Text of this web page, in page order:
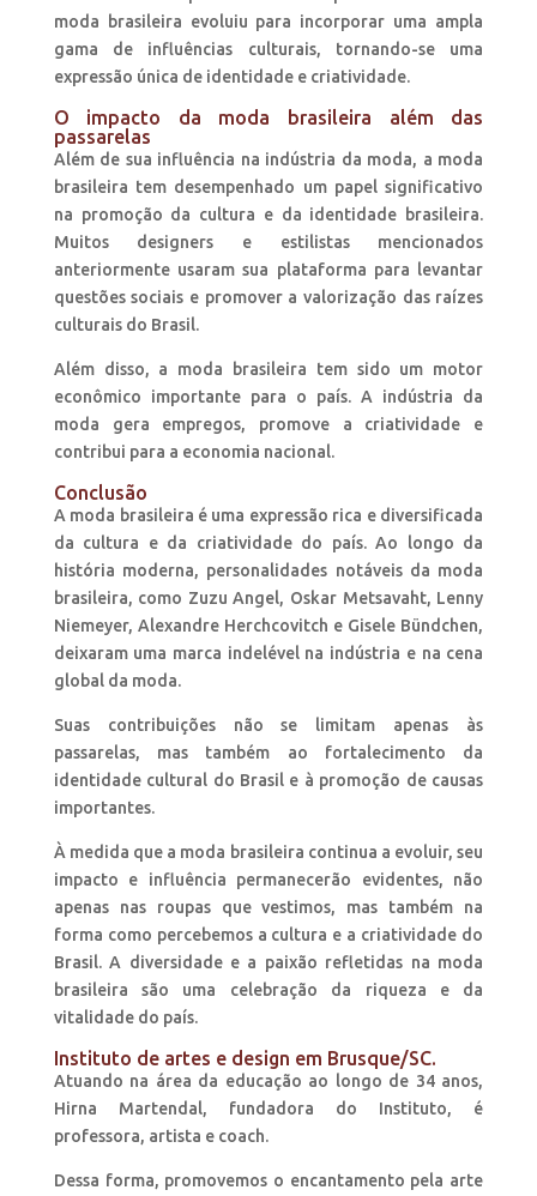
moda brasileira evoluiu para incorporar uma ampla
gama de influências culturais, tornando-se uma
expressão única de identidade e criatividade.
O impacto da moda brasileira além das
passarelas
Além de sua influência na indústria da moda, a moda
brasileira tem desempenhado um papel significativo
na promoção da cultura e da identidade brasileira.
Muitos designers e estilistas mencionados
anteriormente usaram sua plataforma para levantar
questões sociais e promover a valorização das raízes
culturais do Brasil.
Além disso, a moda brasileira tem sido um motor
econômico importante para o país. A indústria da
moda gera empregos, promove a criatividade e
contribui para a economia nacional.
Conclusão
A moda brasileira é uma expressão rica e diversificada
da cultura e da criatividade do país. Ao longo da
história moderna, personalidades notáveis da moda
brasileira, como Zuzu Angel, Oskar Metsavaht, Lenny
Niemeyer, Alexandre Herchcovitch e Gisele Bündchen,
deixaram uma marca indelével na indústria e na cena
global da moda.
Suas contribuições não se limitam apenas às
passarelas, mas também ao fortalecimento da
identidade cultural do Brasil e à promoção de causas
importantes.
À medida que a moda brasileira continua a evoluir, seu
impacto e influência permanecerão evidentes, não
apenas nas roupas que vestimos, mas também na
forma como percebemos a cultura e a criatividade do
Brasil. A diversidade e a paixão refletidas na moda
brasileira são uma celebração da riqueza e da
vitalidade do país.
Instituto de artes e design em Brusque/SC.
Atuando na área da educação ao longo de 34 anos,
Hirna Martendal, fundadora do Instituto, é
professora, artista e coach.
Dessa forma, promovemos o encantamento pela arte